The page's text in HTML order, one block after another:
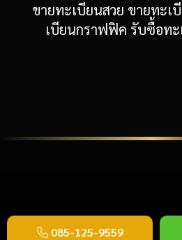
ขายทะเบียนสวย ขายทะเ
เบียนกราฟฟิค รับซื้อทะ
085-125-9559